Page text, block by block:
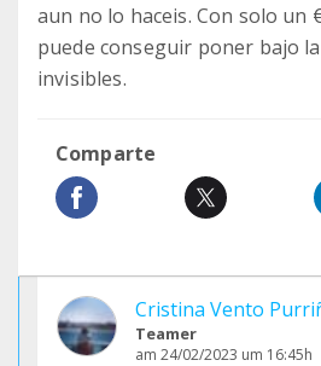
aun no lo haceis. Con solo un
puede conseguir poner bajo
invisibles.
Comparte
Cristina Vento
Teamer
am 24/02/2023 um 16:45h